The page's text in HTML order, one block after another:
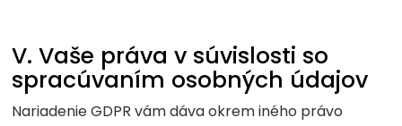
V. Vaše práva v súvislosti so
spracúvaním osobných údajov
Nariadenie GDPR vám dáva okrem iného právo